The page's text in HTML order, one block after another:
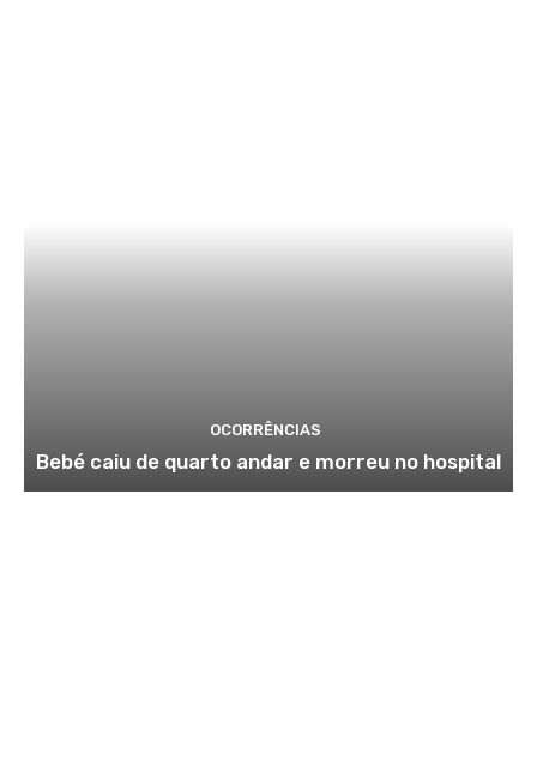
OCORRÊNCIAS
Bebé caiu de quarto andar e morreu no hospital